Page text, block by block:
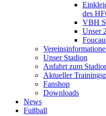
des
VBH
Unser
Unser Stadion
Anfahrt zum
Aktueller
Fanshop
Downloads
News
Fußball